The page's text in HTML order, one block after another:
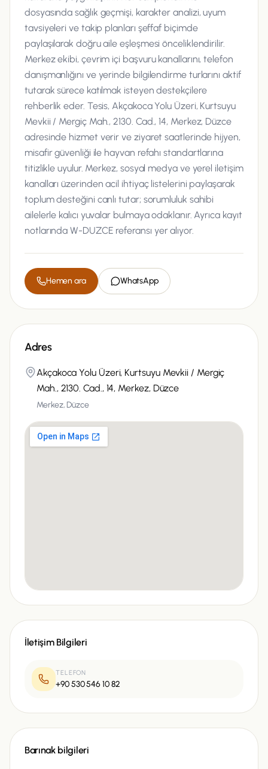
dosyasında sağlık geçmişi, karakter analizi, uyum
tavsiyeleri ve takip planları şeffaf biçimde
paylaşılarak doğru aile eşleşmesi önceliklendirilir.
Merkez ekibi, çevrim içi başvuru kanallarını, telefon
danışmanlığını ve yerinde bilgilendirme turlarını aktif
tutarak sürece katılmak isteyen destekçilere
rehberlik eder. Tesis, Akçakoca Yolu Üzeri, Kurtsuyu
Mevkii / Mergiç Mah., 2130. Cad., 14, Merkez, Düzce
adresinde hizmet verir ve ziyaret saatlerinde hijyen,
misafir güvenliği ile hayvan refahı standartlarına
titizlikle uyulur. Merkez, sosyal medya ve yerel iletişim
kanalları üzerinden acil ihtiyaç listelerini paylaşarak
toplum desteğini canlı tutar; sorumluluk sahibi
ailelerle kalıcı yuvalar bulmaya odaklanır. Ayrıca kayıt
notlarında W-DUZCE referansı yer alıyor.
Hemen ara WhatsApp
Adres
Akçakoca Yolu Üzeri, Kurtsuyu Mevkii / Mergiç
Mah., 2130. Cad., 14, Merkez, Düzce
Merkez, Düzce
İletişim Bilgileri
TELEFON
+90 530 546 10 82
Barınak bilgileri